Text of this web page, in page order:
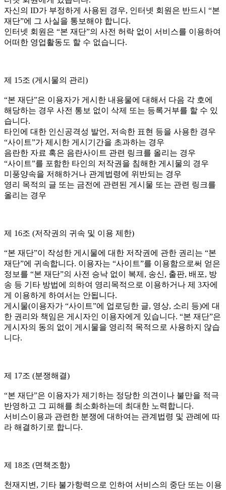
자신의 ID가 부정하게 사용된 경우, 인터넷 회원은 반드시 “본
재단”에 그 사실을 통보해야 합니다.
인터넷 회원은 “본 재단”의 사전 허락 없이 서비스를 이용하여
어떠한 영업활동도 할 수 없습니다.
제 15조 (게시물의 관리)
“본 재단”은 이용자가 게시한 내용물에 대해서 다음 각 호에
해당하는 경우 사전 통보 없이 삭제 또는 등록거부를 할 수 있
습니다.
타인에 대한 인신공격성 발언, 저속한 표현 등을 사용한 경우
“사이트”가 제시한 게시기간을 초과하는 경우
음란한 자료 혹은 음란사이트 관련 링크를 올리는 경우
“사이트”를 포함한 타인의 저작권을 침해한 게시물의 경우
미풍양속을 저해하거나 관계법령에 위반되는 경우
영리 목적의 글 또는 금전에 관련된 게시물 또는 관련 링크를
올리는 경우
제 16조 (저작권의 귀속 및 이용 제한)
“본 재단”이 작성한 게시물에 대한 저작권에 관한 권리는 “본
재단”에 귀속합니다. 이용자는 “사이트”를 이용함으로써 얻은
정보를 “본 재단”의 사전 승낙 없이 복제, 송신, 출판, 배포, 방
송 등 기타 방법에 의하여 영리목적으로 이용하거나 제 3자에
게 이용하게 하여서는 안됩니다.
게시물(이용자가 “사이트”에 업로딩한 글, 영상, 소리 등)에 대
한 권리와 책임은 게시자인 이용자에게 있습니다. “본 재단”은
게시자의 동의 없이 게시물을 영리적 목적으로 사용하지 않습
니다.
제 17조 (분쟁해결)
“본 재단”은 이용자가 제기하는 정당한 의견이나 불만을 적극
반영하고 그 피해를 최소화하는데 최대한 노력합니다.
서비스이용과 관련한 분쟁에 대하여는 관계법령 및 관례에 따
라 해결하기로 합니다.
제 18조 (면책조항)
천재지변, 기타 불가항력으로 인하여 서비스의 중단 또는 이용